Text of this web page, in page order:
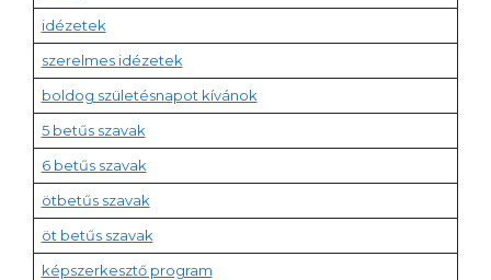
idézetek
szerelmes idézetek
boldog születésnapot kívánok
5 betűs szavak
6 betűs szavak
ötbetűs szavak
öt betűs szavak
képszerkesztő program